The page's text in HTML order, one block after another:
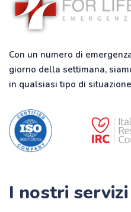
Con un numero di
giorno della settimana,
in qualsiasi tipo di
I nostri servizi